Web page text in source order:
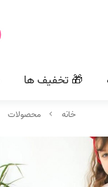
🎁 تخفیف ها
خانه محصولات